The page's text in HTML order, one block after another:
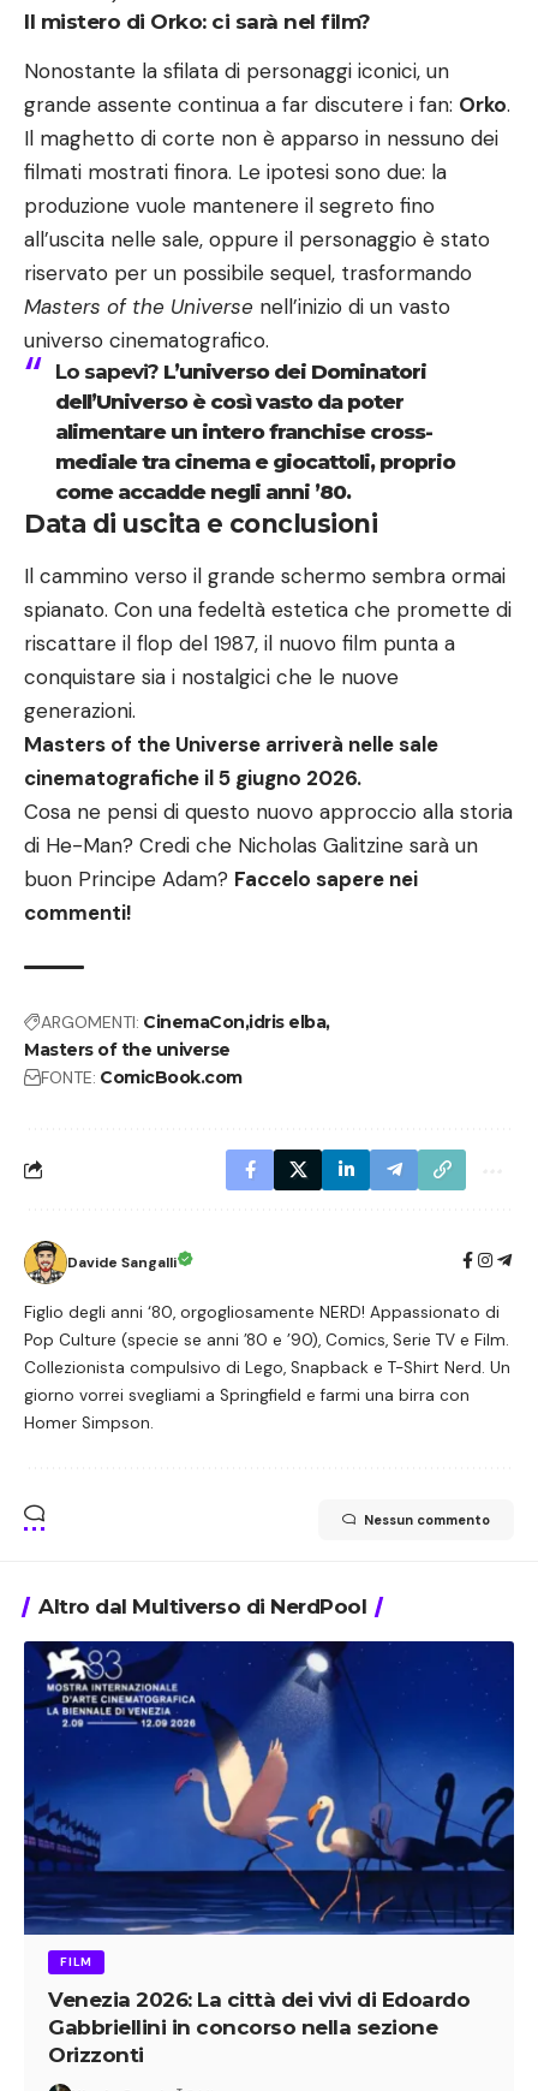
Il mistero di Orko: ci sarà nel film?
Nonostante la sfilata di personaggi iconici, un
grande assente continua a far discutere i fan: Orko.
Il maghetto di corte non è apparso in nessuno dei
filmati mostrati finora. Le ipotesi sono due: la
produzione vuole mantenere il segreto fino
all’uscita nelle sale, oppure il personaggio è stato
riservato per un possibile sequel, trasformando
Masters of the Universe nell’inizio di un vasto
universo cinematografico.
Lo sapevi?L’universo dei Dominatori
dell’Universo è così vasto da poter
alimentare un intero franchise cross-
mediale tra cinema e giocattoli, proprio
come accadde negli anni ’80.
Data di uscita e conclusioni
Il cammino verso il grande schermo sembra ormai
spianato. Con una fedeltà estetica che promette di
riscattare il flop del 1987, il nuovo film punta a
conquistare sia i nostalgici che le nuove
generazioni.
Masters of the Universe arriverà nelle sale
cinematografiche il 5 giugno 2026.
Cosa ne pensi di questo nuovo approccio alla storia
di He-Man? Credi che Nicholas Galitzine sarà un
buon Principe Adam? Faccelo sapere nei
commenti!
ARGOMENTI: CinemaCon idris elba
Masters of the universe
FONTE: ComicBook.com
Davide Sangalli
Figlio degli anni ‘80, orgogliosamente NERD! Appassionato di
Pop Culture (specie se anni ’80 e ’90), Comics, Serie TV e Film.
Collezionista compulsivo di Lego, Snapback e T-Shirt Nerd. Un
giorno vorrei svegliami a Springfield e farmi una birra con
Homer Simpson.
Nessun commento
Altro dal Multiverso di NerdPool
FILM
Venezia 2026: La città dei vivi di Edoardo
Gabbriellini in concorso nella sezione
Orizzonti